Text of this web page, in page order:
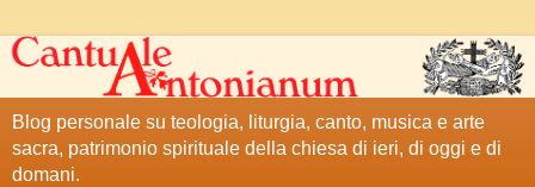
Blog personale su teologia, liturgia, canto, musica e arte
sacra, patrimonio spirituale della chiesa di ieri, di oggi e di
domani.